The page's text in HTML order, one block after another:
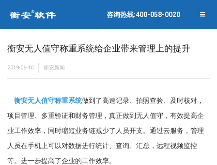
咨询热线:400-058-0020
衡安无人值守称重系统给企业带来管理上的提升
2019-06-10 衡安新闻
衡安无人值守称重系统做到了高速记录、拍照查验、及时核对，
项目管理、多重验证和财务管理，真正做到无人值守，有效提高企
业工作效率，同时缩短业务链减少了人员开支。通过云服务，管理
人员在手机上可以对数据进行统计、查询、汇总，远程视频监控
等。进一步提高了企业的工作效率。